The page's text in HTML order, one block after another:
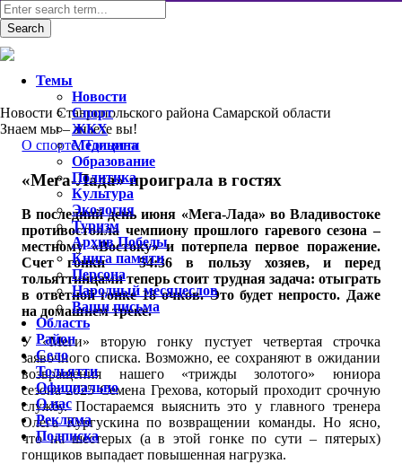
Новости Ставропольского района Самарской области
Знаем мы – знаете вы!
O спорте,Тольятти
«Мега-Лада» проиграла в гостях
В последний день июня «Мега-Лада» во Владивостоке
противостояла чемпиону прошлого гаревого сезона –
местному «Востоку» и потерпела первое поражение.
Счет гонки – 54:36 в пользу хозяев, и перед
тольяттинцами теперь стоит трудная задача: отыграть
в ответной гонке 18 очков. Это будет непросто. Даже
на домашнем треке.
У «Меги» вторую гонку пустует четвертая строчка
заявочного списка. Возможно, ее сохраняют в ожидании
возвращения нашего «трижды золотого» юниора
сезона-2025 Семена Грехова, который проходит срочную
службу. Постараемся выяснить это у главного тренера
Олега Кургускина по возвращении команды. Но ясно,
что на шестерых (а в этой гонке по сути – пятерых)
гонщиков выпадает повышенная нагрузка.
Темы
Новости
Спорт
ЖКХ
Медицина
Образование
Политика
Культура
Экология
Туризм
Архив Победы
Книга памяти
Персона
Народный месяцеслов
Ваши письма
Область
Район
Село
Тольятти
Официально
О нас
Реклама
Подписка